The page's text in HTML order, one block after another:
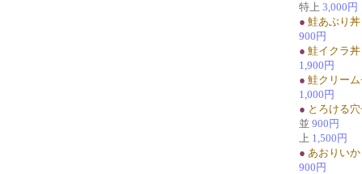
特上 3,000円
● 鮭あぶり
900円
● 鮭イクラ
1,900円
● 鮭クリー
1,000円
● とろける
並 900円
上 1,500円
● あおりい
900円